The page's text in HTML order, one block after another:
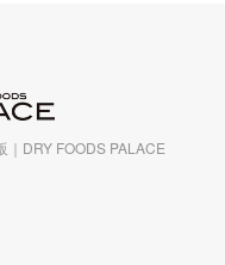
DRY FOODS PALACE